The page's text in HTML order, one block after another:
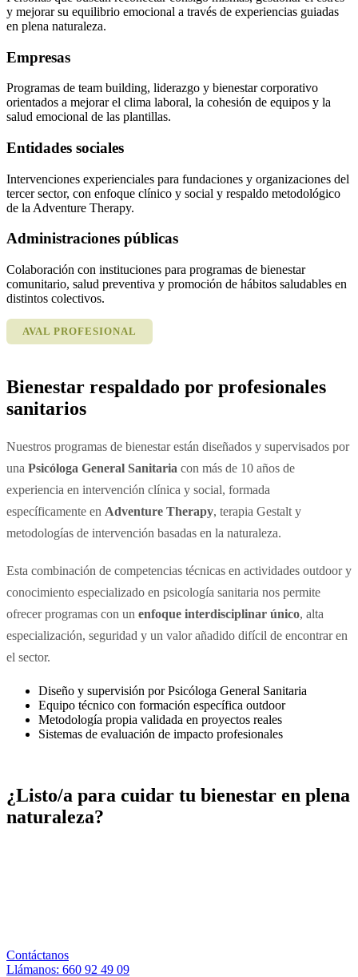
y mejorar su equilibrio emocional a través de experiencias guiadas
en plena naturaleza.
Empresas
Programas de team building, liderazgo y bienestar corporativo
orientados a mejorar el clima laboral, la cohesión de equipos y la
salud emocional de las plantillas.
Entidades sociales
Intervenciones experienciales para fundaciones y organizaciones del
tercer sector, con enfoque clínico y social y respaldo metodológico
de la Adventure Therapy.
Administraciones públicas
Colaboración con instituciones para programas de bienestar
comunitario, salud preventiva y promoción de hábitos saludables en
distintos colectivos.
AVAL PROFESIONAL
Bienestar respaldado por profesionales
sanitarios
Nuestros programas de bienestar están diseñados y supervisados por
una Psicóloga General Sanitaria con más de 10 años de
experiencia en intervención clínica y social, formada
específicamente en Adventure Therapy, terapia Gestalt y
metodologías de intervención basadas en la naturaleza.
Esta combinación de competencias técnicas en actividades outdoor y
conocimiento especializado en psicología sanitaria nos permite
ofrecer programas con un enfoque interdisciplinar único, alta
especialización, seguridad y un valor añadido difícil de encontrar en
el sector.
Diseño y supervisión por Psicóloga General Sanitaria
Equipo técnico con formación específica outdoor
Metodología propia validada en proyectos reales
Sistemas de evaluación de impacto profesionales
¿Listo/a para cuidar tu bienestar en plena
naturaleza?
Contáctanos
Llámanos: 660 92 49 09